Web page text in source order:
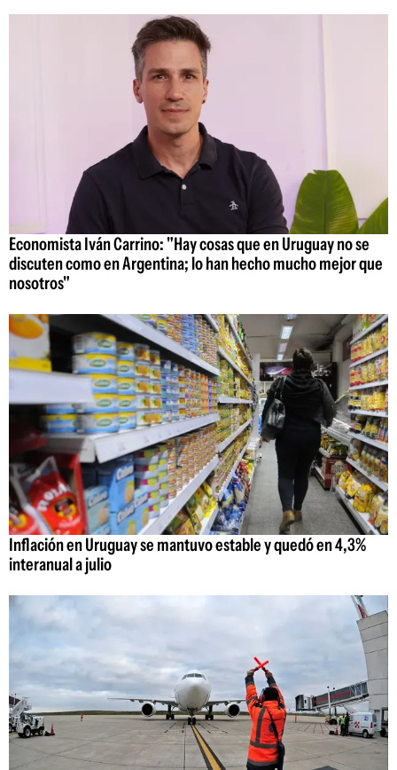
Economista Iván Carrino: "Hay cosas que en Uruguay no se
discuten como en Argentina; lo han hecho mucho mejor que
nosotros"
Inflación en Uruguay se mantuvo estable y quedó en 4,3%
interanual a julio